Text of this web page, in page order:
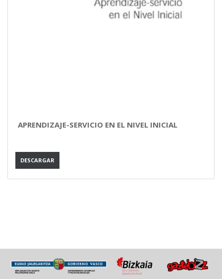
APRENDIZAJE-SERVICIO EN EL NIVEL INICIAL
DESCARGAR